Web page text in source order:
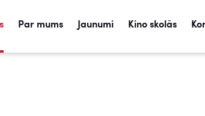
Par mums Jaunumi Kino skolās